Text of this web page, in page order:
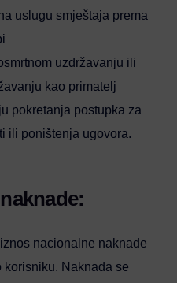
uslugu smještaja prema
uzdržavanju ili
kao primatelj
pokretanja postupka za
ili poništenja ugovora.
nacionalne naknade
Naknada se